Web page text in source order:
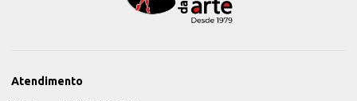
Atendimento